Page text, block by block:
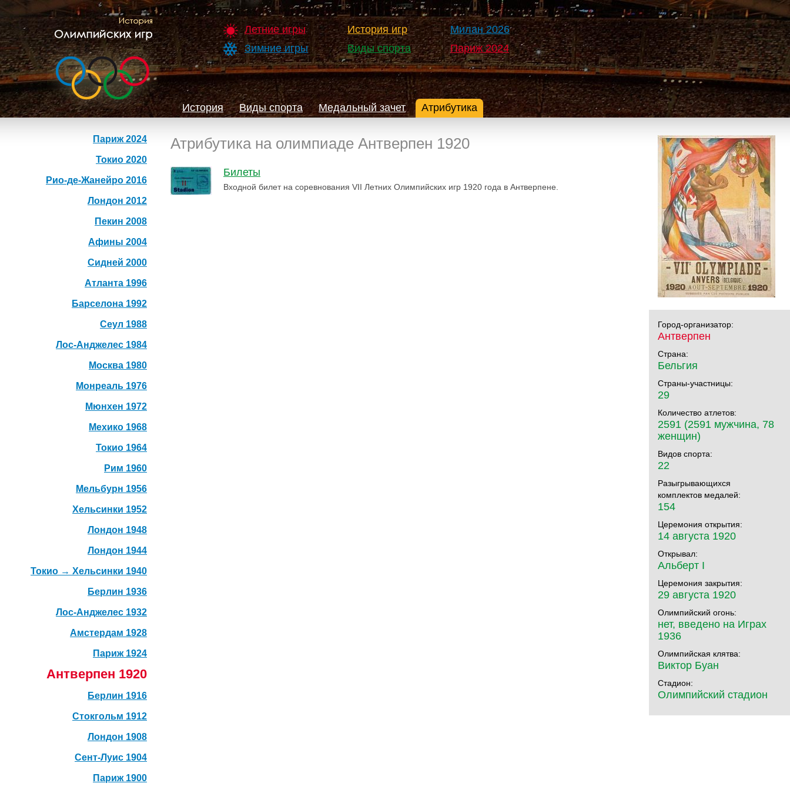
Летние игры
Зимние игры
История игр
Виды спорта
Милан 2026
Париж 2024
История Виды спорта Медальный зачет Атрибутика
Париж 2024
Токио 2020
Рио-де-Жанейро 2016
Лондон 2012
Пекин 2008
Афины 2004
Сидней 2000
Атланта 1996
Барселона 1992
Сеул 1988
Лос-Анджелес 1984
Москва 1980
Монреаль 1976
Мюнхен 1972
Мехико 1968
Токио 1964
Рим 1960
Мельбурн 1956
Хельсинки 1952
Лондон 1948
Лондон 1944
Токио → Хельсинки 1940
Берлин 1936
Лос-Анджелес 1932
Амстердам 1928
Париж 1924
Антверпен 1920
Берлин 1916
Стокгольм 1912
Лондон 1908
Сент-Луис 1904
Париж 1900
Город-организатор:
Антверпен
Страна:
Бельгия
Страны-участницы:
29
Количество атлетов:
2591 (2591 мужчина, 78
женщин)
Видов спорта:
22
Разыгрывающихся
комплектов медалей:
154
Церемония открытия:
14 августа 1920
Открывал:
Альберт I
Церемония закрытия:
29 августа 1920
Олимпийский огонь:
нет, введено на Играх
1936
Олимпийская клятва:
Виктор Буан
Стадион:
Олимпийский стадион
Атрибутика на олимпиаде Антверпен 1920
Билеты
Входной билет на соревнования VII Летних Олимпийских игр 1920 года в Антверпене.